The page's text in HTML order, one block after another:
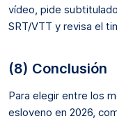
vídeo, pide
SRT/VTT y revisa el
(8) Conclusión
Para elegir entre los
esloveno en 2026,